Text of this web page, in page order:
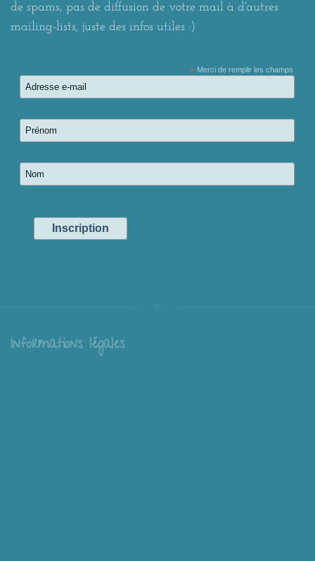
de spams, pas de diffusion de votre mail à d'autres
mailing-lists, juste des infos utiles :)
*Merci de remplir les champs
Informations légales